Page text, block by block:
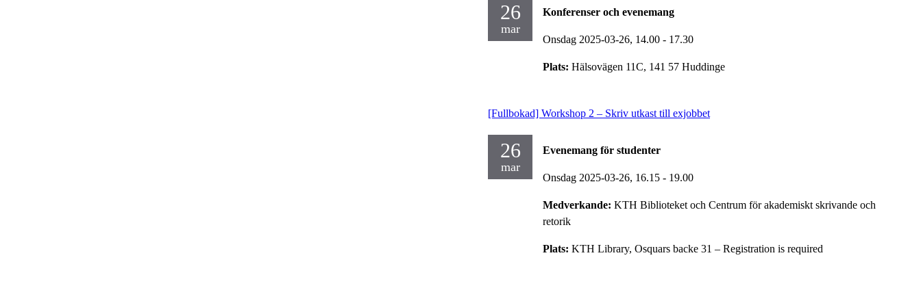
26
mar
Konferenser och evenemang
Onsdag 2025-03-26, 14.00 - 17.30
Plats: Hälsovägen 11C, 141 57 Huddinge
[Fullbokad] Workshop 2 – Skriv utkast till exjobbet
26
mar
Evenemang för studenter
Onsdag 2025-03-26, 16.15 - 19.00
Medverkande: KTH Biblioteket och Centrum för akademiskt skrivande och
retorik
Plats: KTH Library, Osquars backe 31 – Registration is required